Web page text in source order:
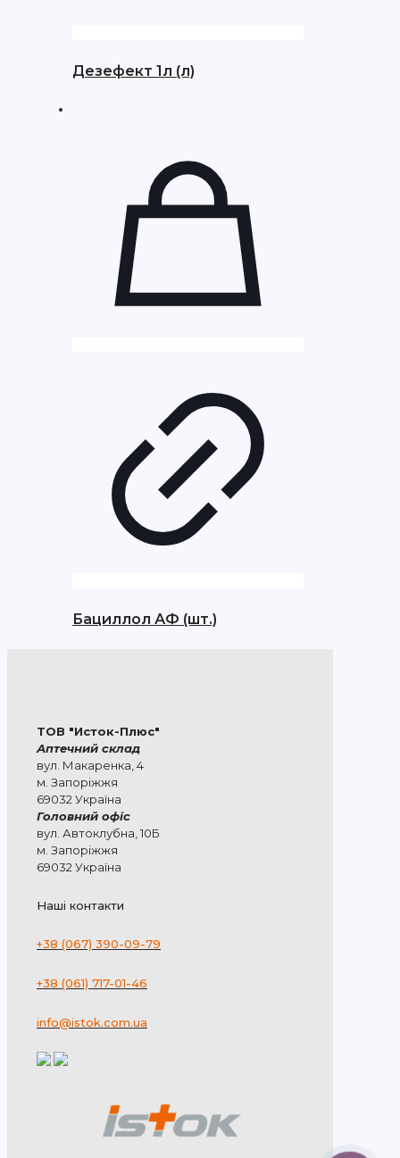
Дезефект 1л (л)
Бациллол АФ (шт.)
ТОВ "Исток-Плюс"
Аптечний склад
вул. Макаренка, 4
м. Запоріжжя
69032 Україна
Головний офіс
вул. Автоклубна, 10Б
м. Запоріжжя
69032 Україна
Наші контакти
+38 (067) 390-09-79
+38 (061) 717-01-46
info@istok.com.ua